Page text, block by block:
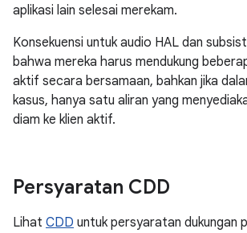
aplikasi lain selesai merekam.
Konsekuensi untuk audio HAL dan
bahwa mereka harus mendukung
aktif secara bersamaan, bahkan jika
kasus, hanya satu aliran yang
diam ke klien aktif.
Persyaratan CDD
Lihat CDD untuk persyaratan dukungan